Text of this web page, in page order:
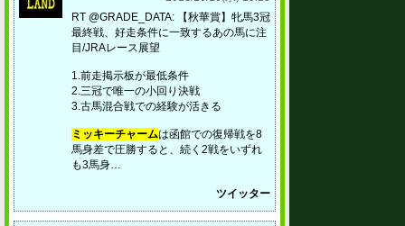
RT @GRADE_DATA: 【秋華賞】牝馬3冠
最終戦、好走条件に一致するあの馬に注
目/JRAレース展望
1.前走掲示板が最低条件
2.三冠で唯一の小回り決戦
3.古馬混合戦での経験が活きる
ミッキーチャームは函館での復帰戦を8
馬身差で圧勝すると、続く2戦をいずれ
も3馬身…
ツイッター